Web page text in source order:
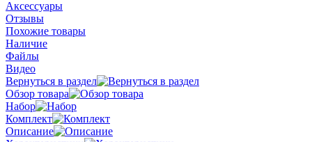
Аксессуары
Отзывы
Похожие товары
Наличие
Файлы
Видео
Вернуться в раздел
Обзор товара
Набор
Комплект
Описание